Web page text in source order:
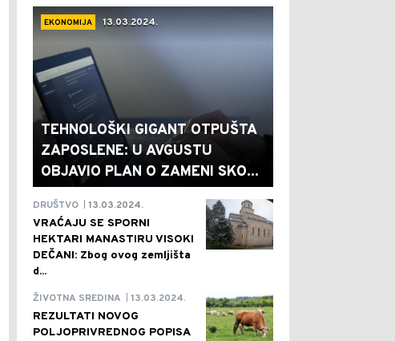
EKONOMIJA 13.03.2024.
TEHNOLOŠKI GIGANT OTPUŠTA
ZAPOSLENE: U AVGUSTU
OBJAVIO PLAN O ZAMENI SKO...
DRUŠTVO 13.03.2024.
VRAĆAJU SE SPORNI
HEKTARI MANASTIRU VISOKI
DEČANI: Zbog ovog zemljišta
d...
ŽIVOTNA SREDINA 13.03.2024.
REZULTATI NOVOG
POLJOPRIVREDNOG POPISA